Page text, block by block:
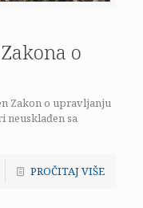
o
Zakon o upravljanju
neusklađen sa
PROČITAJ VIŠE